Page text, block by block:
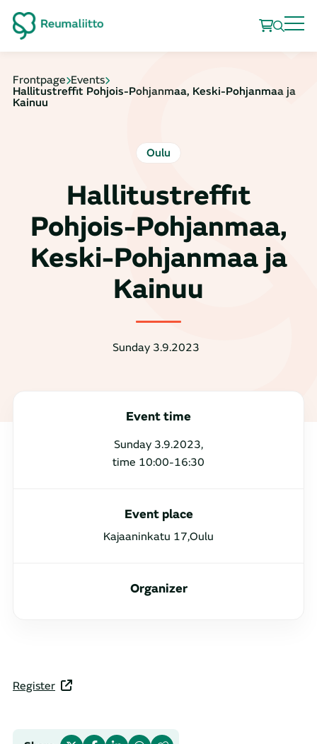
Frontpage Events
Hallitustreffit Pohjois-Pohjanmaa, Keski-Pohjanmaa ja
Kainuu
Oulu
Hallitustreffit
Pohjois-Pohjanmaa,
Keski-Pohjanmaa ja
Kainuu
Sunday 3.9.2023
Event time
Sunday 3.9.2023,
time 10:00-16:30
Event place
Kajaaninkatu 17,Oulu
Organizer
Register